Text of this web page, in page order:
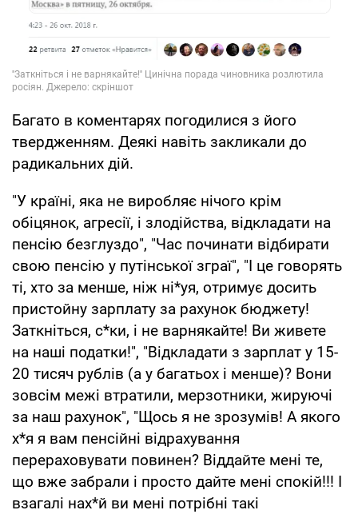
Багато в коментарях погодилися з його
твердженням. Деякі навіть закликали до
радикальних дій.
"У країні, яка не виробляє нічого крім
обіцянок, агресії, і злодійства, відкладати на
пенсію безглуздо", "Час починати відбирати
свою пенсію у путінської зграї", "І це говорять
ті, хто за менше, ніж ні*уя, отримує досить
пристойну зарплату за рахунок бюджету!
Заткніться, с*ки, і не варнякайте! Ви живете
на наші податки!", "Відкладати з зарплат у 15-
20 тисяч рублів (а у багатьох і менше)? Вони
зовсім межі втратили, мерзотники, жируючі
за наш рахунок", "Щось я не зрозумів! А якого
х*я я вам пенсійні відрахування
перераховувати повинен? Віддайте мені те,
що вже забрали і просто дайте мені спокій!!! І
взагалі нах*й ви мені потрібні такі